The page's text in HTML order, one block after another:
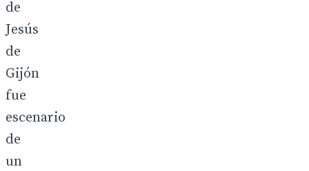
de
Jesús
de
Gijón
fue
escenario
de
un